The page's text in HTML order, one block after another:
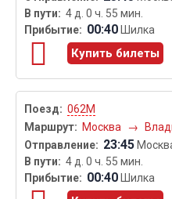
4 д. 0 ч. 55 мин.
00:40 Шилка
Купить билеты
062М
Москва
→
23:45
4 д. 0 ч. 55 мин.
00:40 Шилка